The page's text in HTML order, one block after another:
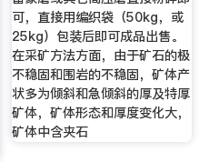
可，直接用编织袋（50kg，或
25kg）包装后即可成品出售。
在采矿方法方面，由于矿石的极
不稳固和围岩的不稳固，矿体产
状多为倾斜和急倾斜的厚及特厚
矿体，矿体形态和厚度变化大，
矿体中含夹石